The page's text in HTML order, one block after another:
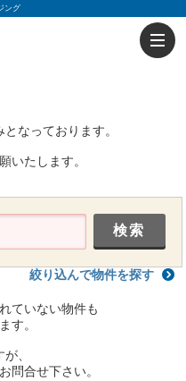
ング
なっております。
いたします。
絞り込んで物件を探す
ていない物件も
す。
、
問合せ下さい。